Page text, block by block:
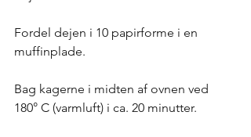
Fordel dejen i 10 papirforme i en
muffinplade.
Bag kagerne i midten af ovnen ved
180° C (varmluft) i ca. 20 minutter.